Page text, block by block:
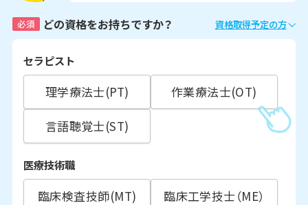
必須 どの資格をお持ちですか？ 資格取得予定の方
セラピスト
理学療法士(PT)
作業療法士(OT)
言語聴覚士(ST)
医療技術職
臨床検査技師(MT)
臨床工学技士（ME）